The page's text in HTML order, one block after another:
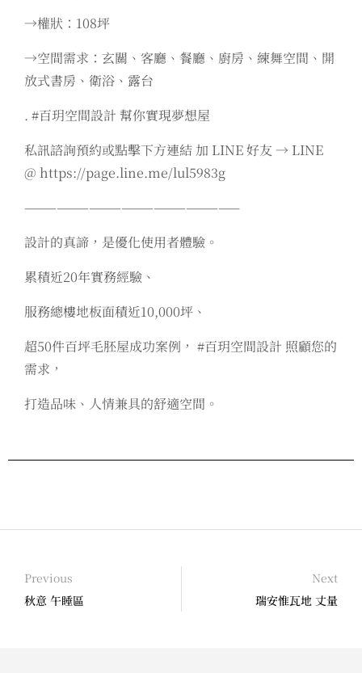
→權狀：108坪
→空間需求：玄關、客廳、餐廳、廚房、練舞空間、開
放式書房、衛浴、露台
. #百玥空間設計 幫你實現夢想屋
私訊諮詢預約或點擊下方連結 加 LINE 好友 → LINE
@ https://page.line.me/lul5983g
————————————————————
設計的真諦，是優化使用者體驗。
累積近20年實務經驗、
服務總樓地板面積近10,000坪、
超50件百坪毛胚屋成功案例， #百玥空間設計 照顧您的
需求，
打造品味、人情兼具的舒適空間。
Previous
秋意 午睡區
Next
瑞安惟瓦地 丈量